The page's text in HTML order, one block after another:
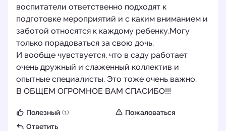
воспитатели ответственно подходят к
подготовке мероприятий и с каким вниманием и
заботой относятся к каждому ребенку.Могу
только порадоваться за свою дочь.
И вообще чувствуется, что в саду работает
очень дружный и слаженный коллектив и
опытные специалисты. Это тоже очень важно.
В ОБЩЕМ ОГРОМНОЕ ВАМ СПАСИБО!!!
Полезный (1)
Пожаловаться
Ответить